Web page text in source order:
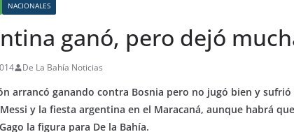
NACIONALES
ganó, pero dejó
De La Bahía Noticias
arrancó ganando contra Bosnia pero no jugó bien y
y la fiesta argentina en el Maracaná, aunque habrá
la figura para De la Bahía.